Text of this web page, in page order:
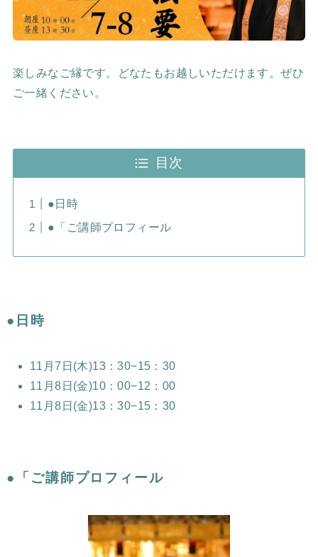
楽しみなご縁です。どなたもお越しいただけます。ぜひ
ご一緒ください。
目次
●日時
●「ご講師プロフィール
●日時
11月7日(木)13：30−15：30
11月8日(金)10：00−12：00
11月8日(金)13：30−15：30
●「ご講師プロフィール